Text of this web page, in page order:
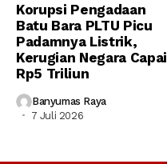
Korupsi Pengadaan
Batu Bara PLTU Picu
Padamnya Listrik,
Kerugian Negara Capai
Rp5 Triliun
Banyumas Raya
7 Juli 2026